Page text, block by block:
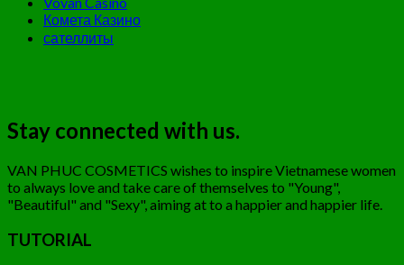
Комета Казино
сателлиты
Stay connected with us.
VAN PHUC COSMETICS wishes to inspire Vietnamese women
to always love and take care of themselves to "Young",
"Beautiful" and "Sexy", aiming at to a happier and happier life.
TUTORIAL